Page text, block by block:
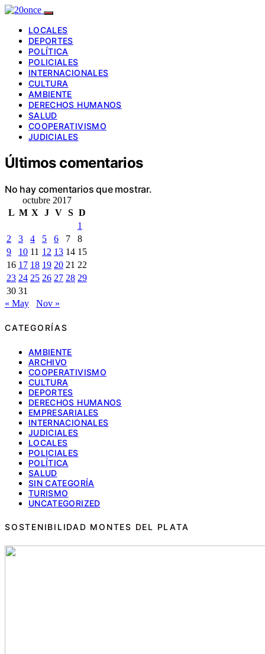
LOCALES
DEPORTES
POLÍTICA
POLICIALES
INTERNACIONALES
CULTURA
AMBIENTE
DERECHOS HUMANOS
SALUD
COOPERATIVISMO
JUDICIALES
Últimos comentarios
No hay comentarios que mostrar.
octubre 2017
L M X J V S D
1
2
3 4 5 6 7
8
9
10 11 12 13 14 15
16 17 18 19 20 21 22
23 24 25 26 27 28 29
30 31
« May
Nov »
CATEGORÍAS
AMBIENTE
ARCHIVO
COOPERATIVISMO
CULTURA
DEPORTES
DERECHOS HUMANOS
EMPRESARIALES
INTERNACIONALES
JUDICIALES
LOCALES
POLICIALES
POLÍTICA
SALUD
SIN CATEGORÍA
TURISMO
UNCATEGORIZED
SOSTENIBILIDAD MONTES DEL PLATA